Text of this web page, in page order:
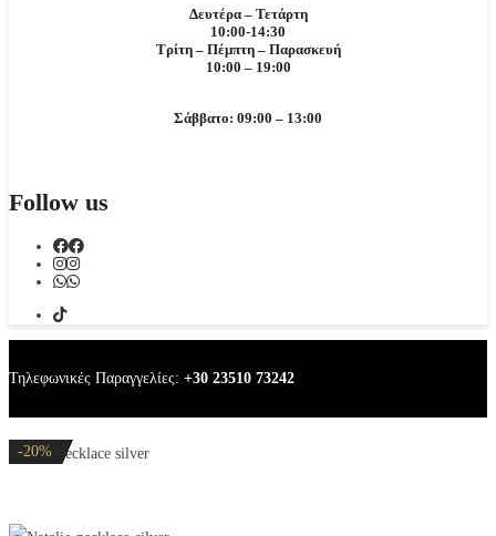
Δευτέρα – Τετάρτη
10:00-14:30
Τρίτη – Πέμπτη – Παρασκευή
10:00 – 19:00
Σάββατο: 09:00 – 13:00
Follow us
Τηλεφωνικές Παραγγελίες: +30 23510 73242
Natalie necklace silver
-20%
-20%
-20%
-20%
-20%